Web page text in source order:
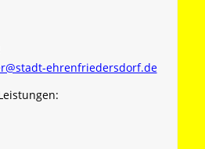
ehrenfriedersdorf.de